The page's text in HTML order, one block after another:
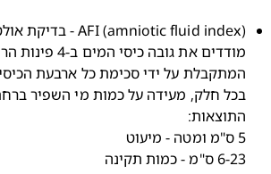
התוצאות:
5 ס"מ ומטה - מיעוט
6-23 ס"מ - כמות תקינה